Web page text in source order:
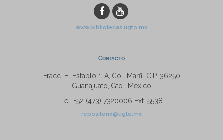
www.bibliotecas.ugto.mx
Contacto
Fracc. El Establo 1-A, Col. Marfil C.P. 36250
Guanajuato, Gto., México
Tel: +52 (473) 7320006 Ext. 5538
repositorio@ugto.mx